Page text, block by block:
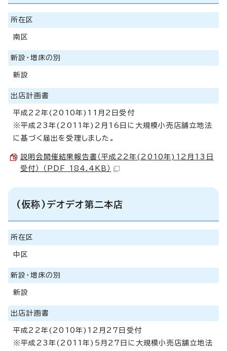
所在区
南区
新設・増床の別
新設
出店計画書
平成22年(2010年)11月2日受付
※平成23年(2011年)2月16日に大規模小売店舗立地法
に基づく届出を受理しました。
説明会開催結果報告書（平成22年(2010年)12月13日
受付） （PDF 184.4KB）
(仮称)デオデオ第二本店
所在区
中区
新設・増床の別
新設
出店計画書
平成22年(2010年)12月27日受付
※平成23年(2011年)5月27日に大規模小売店舗立地法